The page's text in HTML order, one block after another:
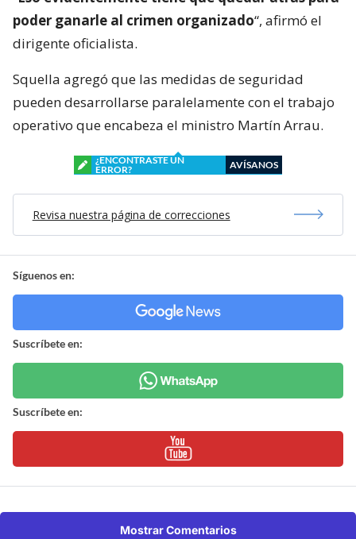
poder ganarle al crimen organizado“, afirmó el
dirigente oficialista.
Squella agregó que las medidas de seguridad
pueden desarrollarse paralelamente con el trabajo
operativo que encabeza el ministro Martín Arrau.
¿ENCONTRASTE UN
ERROR?
AVÍSANOS
Revisa nuestra página de correcciones
Síguenos en:
Suscríbete en:
Suscríbete en:
Mostrar Comentarios